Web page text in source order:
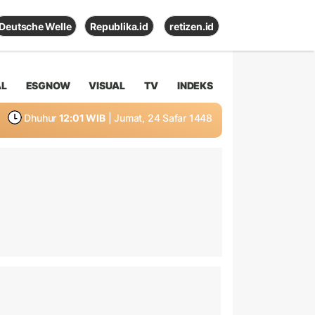
Deutsche Welle Republika.id retizen.id
ESGNOW VISUAL TV INDEKS
Dhuhur 12:01 WIB | Jumat, 24 Safar 1448